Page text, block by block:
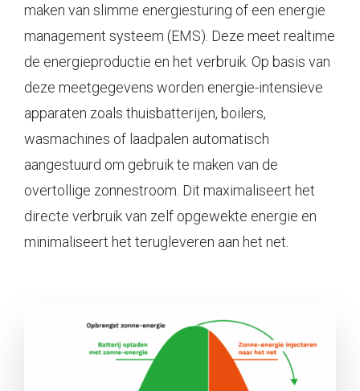
maken van slimme energiesturing of een energie
management systeem (EMS). Deze meet realtime
de energieproductie en het verbruik. Op basis van
deze meetgegevens worden energie-intensieve
apparaten zoals thuisbatterijen, boilers,
wasmachines of laadpalen automatisch
aangestuurd om gebruik te maken van de
overtollige zonnestroom. Dit maximaliseert het
directe verbruik van zelf opgewekte energie en
minimaliseert het terugleveren aan het net.